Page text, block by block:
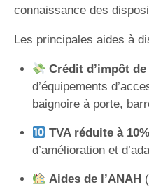
connaissance des
Les principales aides à
Crédit d’impôt de
d’équipements
baignoire à porte,
TVA réduite à 10%
d’amélioration et
Aides de l’ANAH